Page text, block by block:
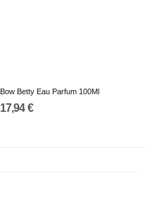
Bow Betty Eau Parfum 100Ml
17,94 €